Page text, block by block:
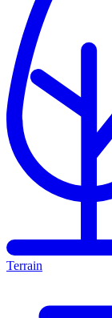
Terrain